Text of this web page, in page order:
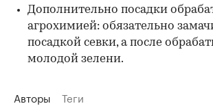
Дополнительно посадки
агрохимией: обязательно
посадкой севки, а после
молодой зелени.
Авторы Теги